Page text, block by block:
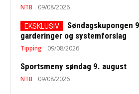
NTB 09/08/2026
Søndagskupongen
garderinger og systemforslag
Tipping 09/08/2026
Sportsmeny søndag 9. august
NTB 09/08/2026